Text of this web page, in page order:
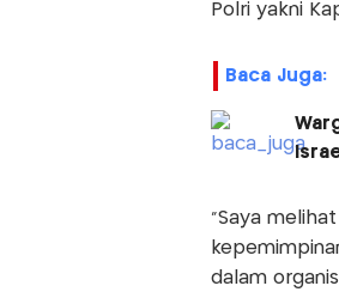
Polri yakni
Baca Juga:
“Saya
dalam